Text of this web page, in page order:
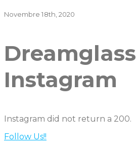
Novembre 18th, 2020
Dreamglass
Instagram
Instagram did not return a 200.
Follow Us!!